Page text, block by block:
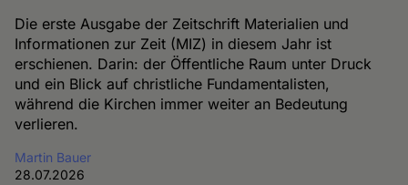
Die erste Ausgabe der Zeitschrift Materialien und
Informationen zur Zeit (MIZ) in diesem Jahr ist
erschienen. Darin: der Öffentliche Raum unter Druck
und ein Blick auf christliche Fundamentalisten,
während die Kirchen immer weiter an Bedeutung
verlieren.
Martin Bauer
28.07.2026